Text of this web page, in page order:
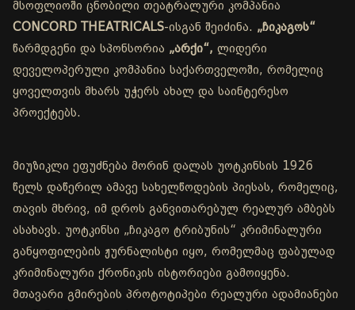
მსოფლიოში ცნობილი თეატრალური კომპანია
CONCORD THEATRICALS-ისგან შეიძინა. „ჩიკაგოს“
წარმდგენი და სპონსორია „არქი“, ლიდერი
დეველოპერული კომპანია საქართველოში, რომელიც
ყოველთვის მხარს უჭერს ახალ და საინტერესო
პროექტებს.
მიუზიკლი ეფუძნება მორინ დალას უოტკინსის 1926
წელს დაწერილ ამავე სახელწოდების პიესას, რომელიც,
თავის მხრივ, იმ დროს განვითარებულ რეალურ ამბებს
ასახავს. უოტკინსი „ჩიკაგო ტრიბუნის“ კრიმინალური
განყოფილების ჟურნალისტი იყო, რომელმაც ფაბულად
კრიმინალური ქრონიკის ისტორიები გამოიყენა.
მთავარი გმირების პროტოტიპები რეალური ადამიანები